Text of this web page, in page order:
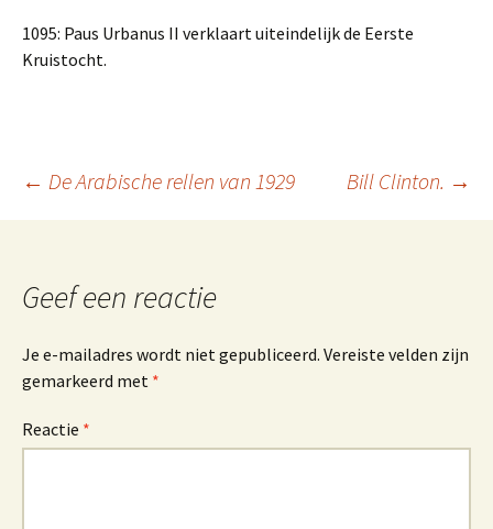
1095: Paus Urbanus II verklaart uiteindelijk de Eerste
Kruistocht.
Berichtnavigatie
← De Arabische rellen van 1929 Bill Clinton. →
Geef een reactie
Je e-mailadres wordt niet gepubliceerd. Vereiste velden zijn
gemarkeerd met *
Reactie *